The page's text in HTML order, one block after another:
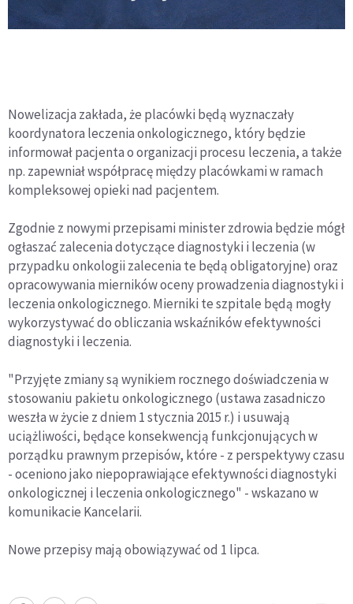
Nowelizacja zakłada, że placówki będą wyznaczały
koordynatora leczenia onkologicznego, który będzie
informował pacjenta o organizacji procesu leczenia, a także
np. zapewniał współpracę między placówkami w ramach
kompleksowej opieki nad pacjentem.
Zgodnie z nowymi przepisami minister zdrowia będzie mógł
ogłaszać zalecenia dotyczące diagnostyki i leczenia (w
przypadku onkologii zalecenia te będą obligatoryjne) oraz
opracowywania mierników oceny prowadzenia diagnostyki i
leczenia onkologicznego. Mierniki te szpitale będą mogły
wykorzystywać do obliczania wskaźników efektywności
diagnostyki i leczenia.
"Przyjęte zmiany są wynikiem rocznego doświadczenia w
stosowaniu pakietu onkologicznego (ustawa zasadniczo
weszła w życie z dniem 1 stycznia 2015 r.) i usuwają
uciążliwości, będące konsekwencją funkcjonujących w
porządku prawnym przepisów, które - z perspektywy czasu
- oceniono jako niepoprawiające efektywności diagnostyki
onkologicznej i leczenia onkologicznego" - wskazano w
komunikacie Kancelarii.
Nowe przepisy mają obowiązywać od 1 lipca.